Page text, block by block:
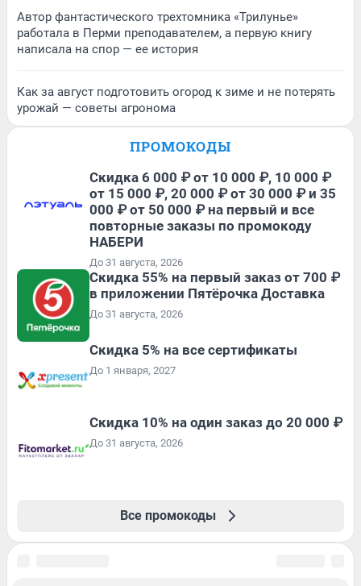
Автор фантастического трехтомника «Трилунье»
работала в Перми преподавателем, а первую книгу
написала на спор — ее история
Как за август подготовить огород к зиме и не потерять
урожай — советы агронома
ПРОМОКОДЫ
Скидка 6 000 ₽ от 10 000 ₽, 10 000 ₽
от 15 000 ₽, 20 000 ₽ от 30 000 ₽ и 35
000 ₽ от 50 000 ₽ на первый и все
повторные заказы по промокоду
НАБЕРИ
До 31 августа, 2026
Скидка 55% на первый заказ от 700 ₽
в приложении Пятёрочка Доставка
До 31 августа, 2026
Скидка 5% на все сертификаты
До 1 января, 2027
Скидка 10% на один заказ до 20 000 ₽
До 31 августа, 2026
Все промокоды